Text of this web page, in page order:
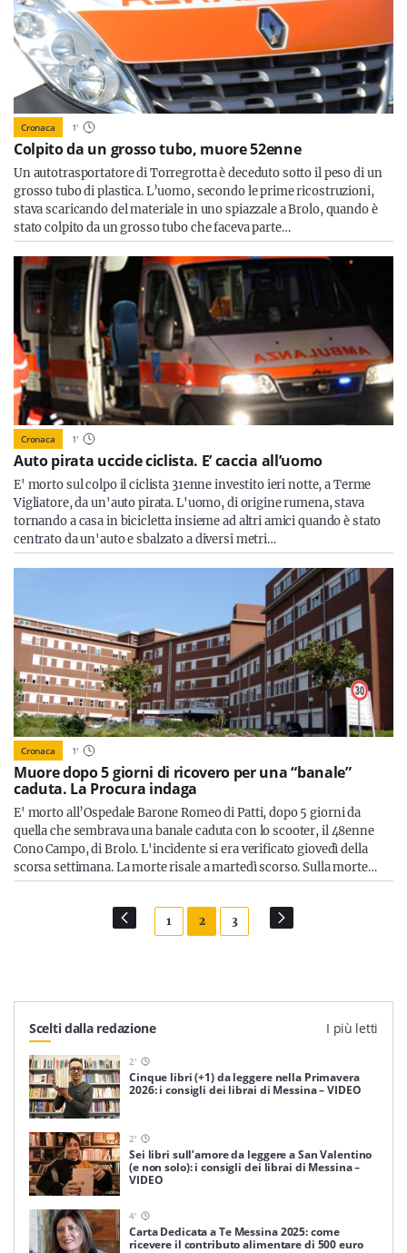
Cronaca 1'
Colpito da un grosso tubo, muore 52enne
Un autotrasportatore di Torregrotta è deceduto sotto il peso di un
grosso tubo di plastica. L’uomo, secondo le prime ricostruzioni,
stava scaricando del materiale in uno spiazzale a Brolo, quando è
stato colpito da un grosso tubo che faceva parte…
Cronaca 1'
Auto pirata uccide ciclista. E’ caccia all’uomo
E' morto sul colpo il ciclista 31enne investito ieri notte, a Terme
Vigliatore, da un'auto pirata. L'uomo, di origine rumena, stava
tornando a casa in bicicletta insieme ad altri amici quando è stato
centrato da un'auto e sbalzato a diversi metri…
Cronaca 1'
Muore dopo 5 giorni di ricovero per una “banale”
caduta. La Procura indaga
E' morto all’Ospedale Barone Romeo di Patti, dopo 5 giorni da
quella che sembrava una banale caduta con lo scooter, il 48enne
Cono Campo, di Brolo. L'incidente si era verificato giovedì della
scorsa settimana. La morte risale a martedì scorso. Sulla morte…
1 2 3
Scelti dalla redazione I più letti
2'
Cinque libri (+1) da leggere nella Primavera
2026: i consigli dei librai di Messina – VIDEO
2'
Sei libri sull’amore da leggere a San Valentino
(e non solo): i consigli dei librai di Messina –
VIDEO
4'
Carta Dedicata a Te Messina 2025: come
ricevere il contributo alimentare di 500 euro